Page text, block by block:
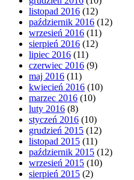
listopad 2016 (12)
październik 2016 (12)
wrzesień 2016 (11)
sierpień 2016 (12)
lipiec 2016 (11)
czerwiec 2016 (9)
maj 2016 (11)
kwiecień 2016 (10)
marzec 2016 (10)
luty 2016 (8)
styczeń 2016 (10)
grudzień 2015 (12)
listopad 2015 (11)
październik 2015 (12)
wrzesień 2015 (10)
sierpień 2015 (2)